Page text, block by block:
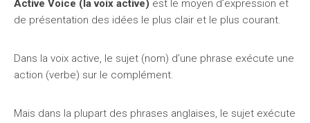
Active Voice (la voix active) est le moyen d’expression et
de présentation des idées le plus clair et le plus courant.
Dans la voix active, le sujet (nom) d’une phrase exécute une
action (verbe) sur le complément.
Mais dans la plupart des phrases anglaises, le sujet exécute